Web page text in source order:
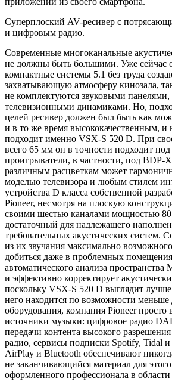
Суперплоский AV-ресивер с
и цифровым радио.
Современные многоканальные
не должны быть большими. Уже сейчас
компактные системы 5.1 без труда
захватывающую атмосферу кинозала,
не комплектуются звуковыми панелями,
телевизионными динамиками. Но,
целей ресивер должен был быть как
и в то же время высококачественным, и
подходит именно VSX-S 520 D. При
всего 65 мм он в точности подходит
проигрыватели, в частности, под BDP-
различным расцветкам может
моделью телевизора и любым стилем
устройства D класса собственной
Pioneer, несмотря на плоскую
своими шестью каналами мощностью 80
достаточный для надлежащего
требовательных акустических систем.
из их звучания максимально
добиться даже в проблемных
автоматического анализа
и эффективно корректирует
поскольку VSX-S 520 D выглядит лучше
него находится по возможности меньше
оборудования, компания Pioneer просто
источники музыки: цифровое радио
передачи контента высокого разрешения
радио, сервисы подписки Spotify, Tidal и
AirPlay и Bluetooth обеспечивают
не заканчивающийся материал для
оформленного профессионала в